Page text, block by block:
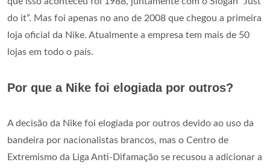
do it”. Mas foi apenas no ano de 2008 que chegou a primeira
loja oficial da Nike. Atualmente a empresa tem mais de 50
lojas em todo o país.
Por que a Nike foi elogiada por outros?
A decisão da Nike foi elogiada por outros devido ao uso da
bandeira por nacionalistas brancos, mas o Centro de
Extremismo da Liga Anti-Difamação se recusou a adicionar a